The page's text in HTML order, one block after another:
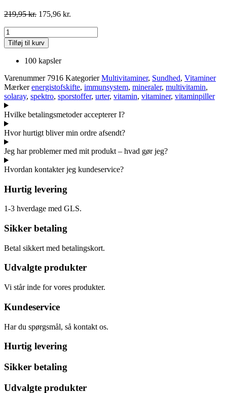
219,95kr. 175,96 kr.
Spektro
Multi-
Vita-
Min
Uden
Jern
&
K-
vitamin
antal
Tilføj til kurv
100 kapsler
Varenummer 7916 Kategorier Multivitaminer, Sundhed, Vitaminer
Mærker energistofskifte, immunsystem, mineraler, multivitamin,
solaray, spektro, sporstoffer, urter, vitamin, vitaminer, vitaminpiller
Hvilke betalingsmetoder accepterer I?
Hvor hurtigt bliver min ordre afsendt?
Jeg har problemer med mit produkt – hvad gør jeg?
Hvordan kontakter jeg kundeservice?
Hurtig levering
1-3 hverdage med GLS.
Sikker betaling
Betal sikkert med betalingskort.
Udvalgte produkter
Vi står inde for vores produkter.
Kundeservice
Har du spørgsmål, så kontakt os.
Hurtig levering
Sikker betaling
Udvalgte produkter